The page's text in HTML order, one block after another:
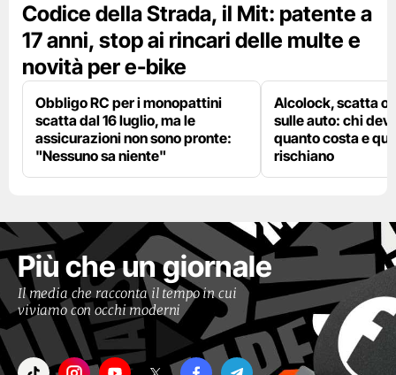
Codice della Strada, il Mit: patente a
17 anni, stop ai rincari delle multe e
novità per e-bike
Obbligo RC per i monopattini
scatta dal 16 luglio, ma le
assicurazioni non sono pronte:
"Nessuno sa niente"
Alcolock, scatta
sulle auto: chi
quanto costa e
rischiano
Più che un giornale
Il media che racconta il tempo in cui
viviamo con occhi moderni